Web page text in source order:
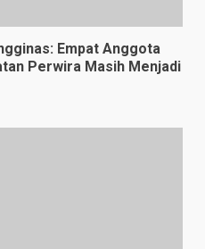
Empat Anggota
Perwira Masih Menjadi